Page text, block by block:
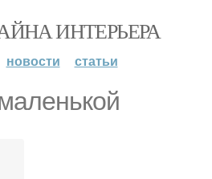
ИНТЕРЬЕРА
новости статьи